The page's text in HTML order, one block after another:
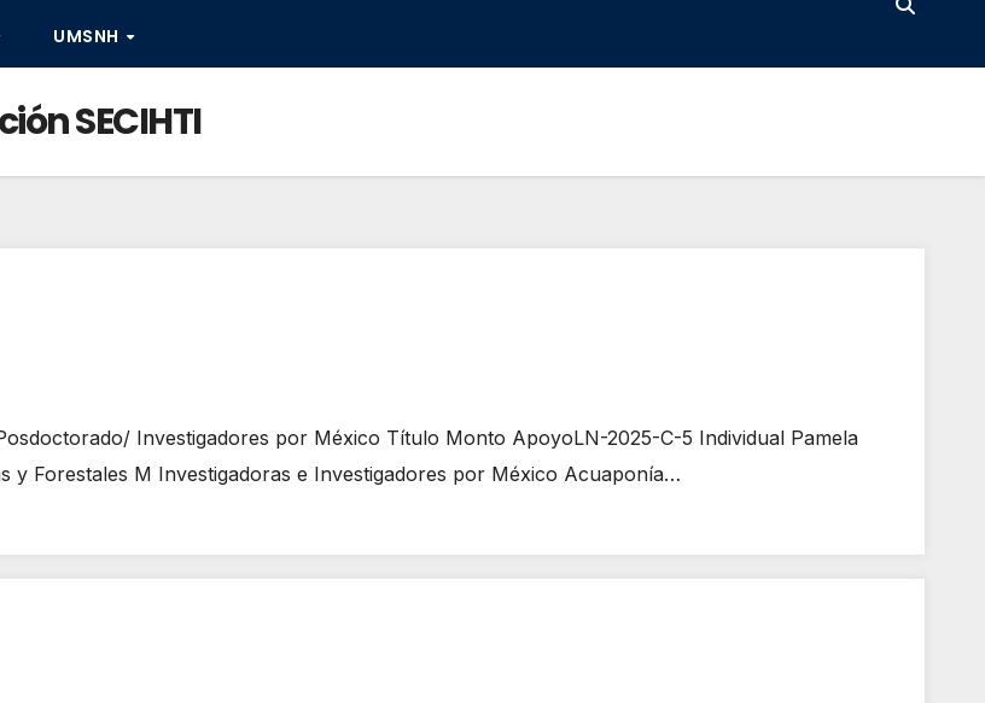
UMSNH
SECIHTI
Investigadores por México Título Monto ApoyoLN-2025-C-5 Individual Pamela
y Forestales M Investigadoras e Investigadores por México Acuaponía…